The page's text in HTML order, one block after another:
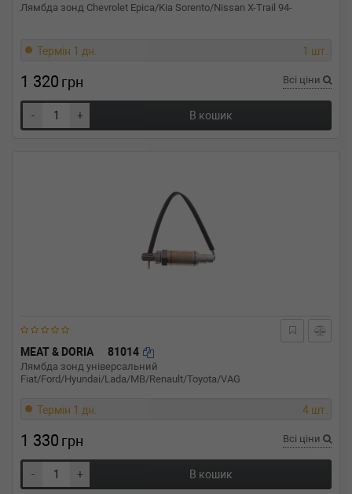
Лямбда зонд Chevrolet Epica/Kia Sorento/Nissan X-Trail 94-
Термін 1 дн. 1 шт.
1 320 грн Всі ціни
- + В кошик
MEAT & DORIA 81014
Лямбда зонд універсальний
Fiat/Ford/Hyundai/Lada/MB/Renault/Toyota/VAG
Термін 1 дн. 4 шт.
1 330 грн Всі ціни
- + В кошик